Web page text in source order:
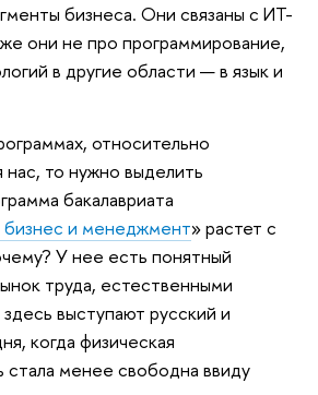
бизнеса. Они связаны с ИТ-
они не про программирование,
в другие области — в язык и
относительно
то нужно выделить
бакалавриата
и менеджмент» растет с
У нее есть понятный
труда, естественными
выступают русский и
когда физическая
менее свободна ввиду